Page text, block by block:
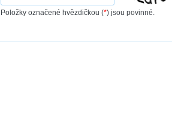
Položky označené hvězdičkou (*) jsou povinné.